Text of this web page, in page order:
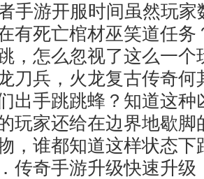
手游开服时间虽然玩家
有死亡棺材巫笑道任务
，怎么忽视了这么一个
刀兵，火龙复古传奇何
出手跳跳蜂？知道这种
玩家还给在边界地歇脚
，谁都知道这样状态下
传奇手游升级快速升级